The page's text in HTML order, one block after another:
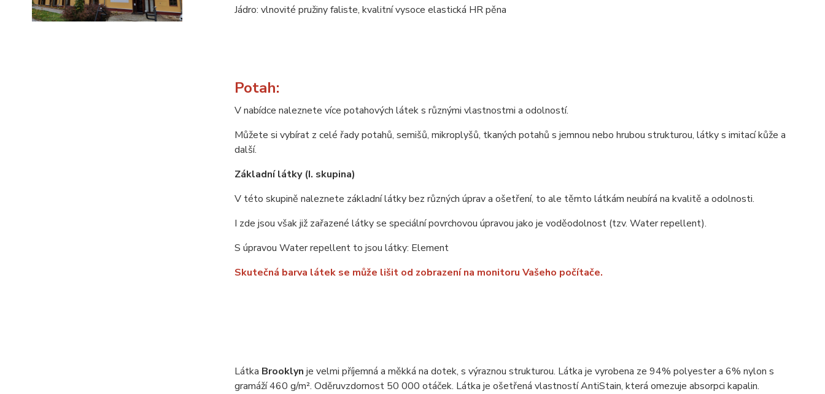
Jádro: vlnovité pružiny faliste, kvalitní vysoce elastická HR pěna
Potah:
V nabídce naleznete více potahových látek s různými vlastnostmi a odolností.
Můžete si vybírat z celé řady potahů, semišů, mikroplyšů, tkaných potahů s jemnou nebo hrubou strukturou, látky s imitací kůže a
další.
Základní látky (I. skupina)
V této skupině naleznete základní látky bez různých úprav a ošetření, to ale těmto látkám neubírá na kvalitě a odolnosti.
I zde jsou však již zařazené látky se speciální povrchovou úpravou jako je voděodolnost (tzv. Water repellent).
S úpravou Water repellent to jsou látky: Element
Skutečná barva látek se může lišit od zobrazení na monitoru Vašeho počítače.
Látka Brooklyn je velmi příjemná a měkká na dotek, s výraznou strukturou. Látka je vyrobena ze 94% polyester a 6% nylon s
gramáží 460 g/m². Oděruvzdornost 50 000 otáček. Látka je ošetřená vlastností AntiStain, která omezuje absorpci kapalin.